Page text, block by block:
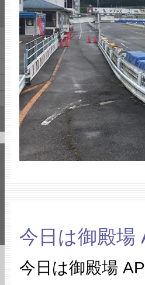
今日は御殿場
今日は御殿場